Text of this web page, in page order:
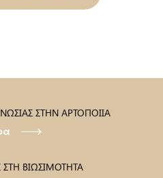
ΣΤΗΝ ΑΡΤΟΠΟΙΙΑ
ΒΙΩΣΙΜΟΤΗΤΑ